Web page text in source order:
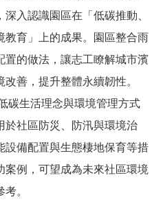
入認識園區在「低碳推動、
教育」上的成果。園區整合雨
置的做法，讓志工瞭解城市濱
善，提升整體永續韌性。
碳生活理念與環境管理方式
於社區防災、防汛與環境治
設備配置與生態棲地保育等措
例，可望成為未來社區環境
。